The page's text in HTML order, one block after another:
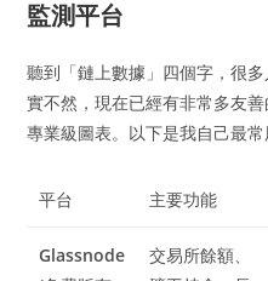
監測平台
聽到「鏈上數據」四個字，很
實不然，現在已經有非常多友
專業級圖表。以下是我自己最
平台 主要功能
Glassnode
交易所餘額、